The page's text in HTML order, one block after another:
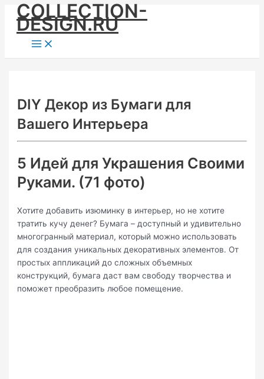
Skip
content
COLLECTION-
DESIGN.RU
Main
Menu
DIY Декор из Бумаги для
Вашего Интерьера
5 Идей для Украшения Своими
Руками. (71 фото)
Хотите добавить изюминку в интерьер, но не хотите
тратить кучу денег? Бумага – доступный и удивительно
многогранный материал, который можно использовать
для создания уникальных декоративных элементов. От
простых аппликаций до сложных объемных
конструкций, бумага даст вам свободу творчества и
поможет преобразить любое помещение.